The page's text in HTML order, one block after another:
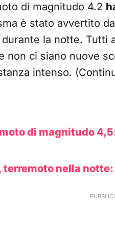
di magnitudo 4.2
è stato avvertito
la notte. Tutti
non ci siano nuove
intenso.
di magnitudo
terremoto nella